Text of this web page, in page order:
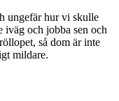
ungefär hur vi skulle
iväg och jobba sen och
så dom är inte
mildare.